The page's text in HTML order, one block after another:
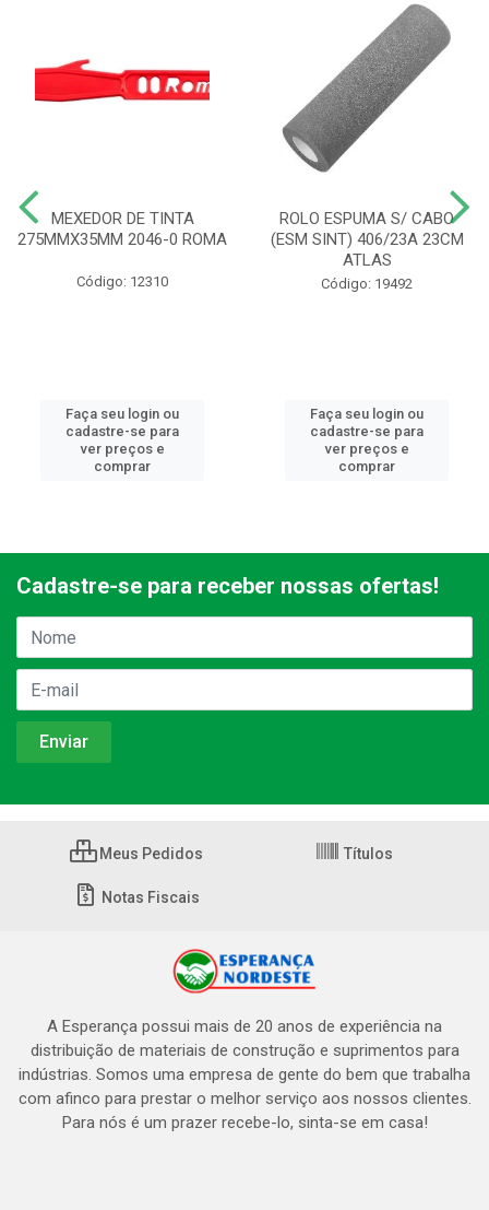
MEXEDOR DE TINTA
275MMX35MM 2046-0 ROMA
Código: 12310
Faça seu login ou
cadastre-se para
ver preços e
comprar
ROLO ESPUMA S/ CABO
(ESM SINT) 406/23A 23CM
ATLAS
Código: 19492
Faça seu login ou
cadastre-se para
ver preços e
comprar
Cadastre-se para receber nossas ofertas!
Meus Pedidos Títulos
Notas Fiscais
A Esperança possui mais de 20 anos de experiência na
distribuição de materiais de construção e suprimentos para
indústrias. Somos uma empresa de gente do bem que trabalha
com afinco para prestar o melhor serviço aos nossos clientes.
Para nós é um prazer recebe-lo, sinta-se em casa!